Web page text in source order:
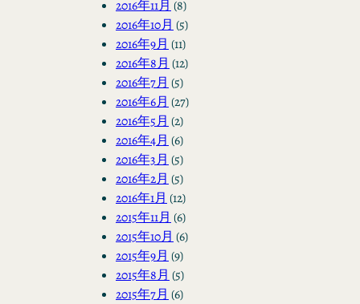
2016年11月 (8)
2016年10月 (5)
2016年9月 (11)
2016年8月 (12)
2016年7月 (5)
2016年6月 (27)
2016年5月 (2)
2016年4月 (6)
2016年3月 (5)
2016年2月 (5)
2016年1月 (12)
2015年11月 (6)
2015年10月 (6)
2015年9月 (9)
2015年8月 (5)
2015年7月 (6)